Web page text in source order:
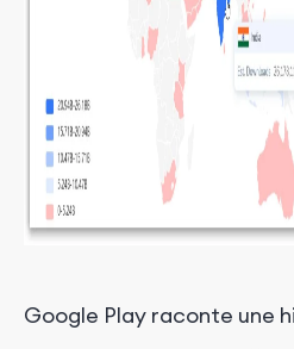
Google Play raconte une